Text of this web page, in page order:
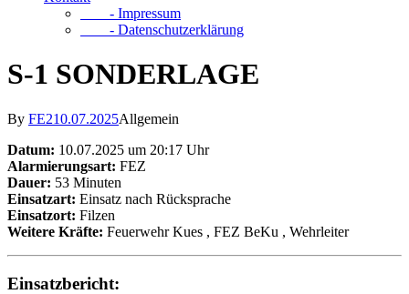
- Impressum
- Datenschutzerklärung
S-1 SONDERLAGE
By FE210.07.2025Allgemein
Datum: 10.07.2025 um 20:17 Uhr
Alarmierungsart: FEZ
Dauer: 53 Minuten
Einsatzart: Einsatz nach Rücksprache
Einsatzort: Filzen
Weitere Kräfte: Feuerwehr Kues , FEZ BeKu , Wehrleiter
Einsatzbericht: